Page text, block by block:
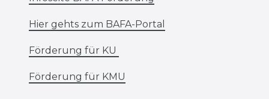
Hier gehts zum BAFA-Portal
Förderung für KU
Förderung für KMU